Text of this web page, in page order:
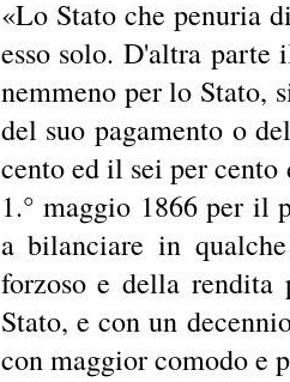
«Lo Stato che penuria
esso solo. D'altra parte
nemmeno per lo Stato,
del suo pagamento o
cento ed il sei per cento
1.° maggio 1866 per il
a bilanciare in
forzoso e della
Stato, e con un
con maggior comodo e